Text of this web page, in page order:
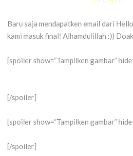
Baru saja mendapatken email dari
kami masuk final! Alhamdulillah :))
[spoiler show=”Tampilken gambar”
[/spoiler]
[spoiler show=”Tampilken gambar”
[/spoiler]